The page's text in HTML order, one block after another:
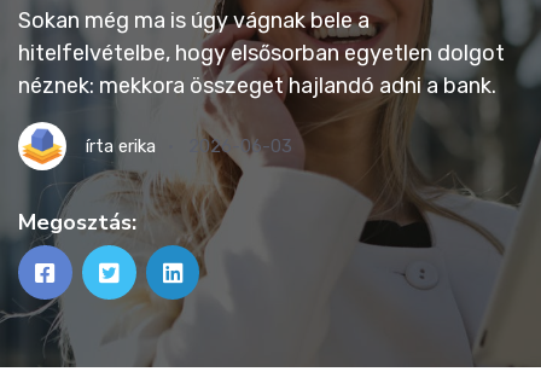
Sokan még ma is úgy vágnak bele a
hitelfelvételbe, hogy elsősorban egyetlen dolgot
néznek: mekkora összeget hajlandó adni a bank.
írta erika 2026-06-03
Megosztás: